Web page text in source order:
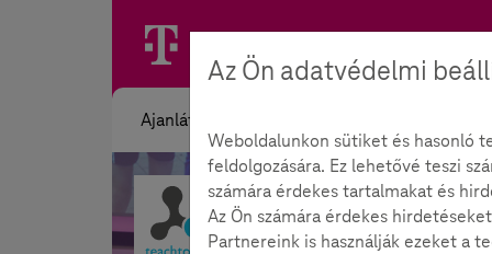
Ajanlát
Az Ön adatvédelmi
Weboldalunkon sütiket és hasonló
feldolgozására. Ez lehetővé teszi
számára érdekes tartalmakat és
Az Ön számára érdekes
Partnereink is használják ezeket a